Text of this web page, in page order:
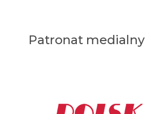
Patronat medialny